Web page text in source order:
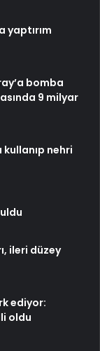
yaptırım
bomba
9 milyar
kullanıp nehri
ileri düzey
ediyor:
oldu